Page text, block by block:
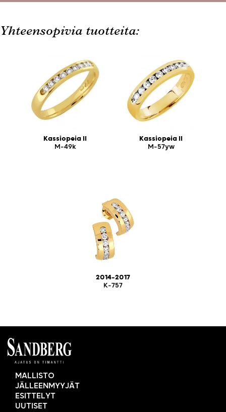
Yhteensopivia tuotteita:
Kassiopeia II
M-49k
Kassiopeia II
M-57yw
2014-2017
K-757
MALLISTO
JÄLLEENMYYJÄT
ESITTELYT
UUTISET